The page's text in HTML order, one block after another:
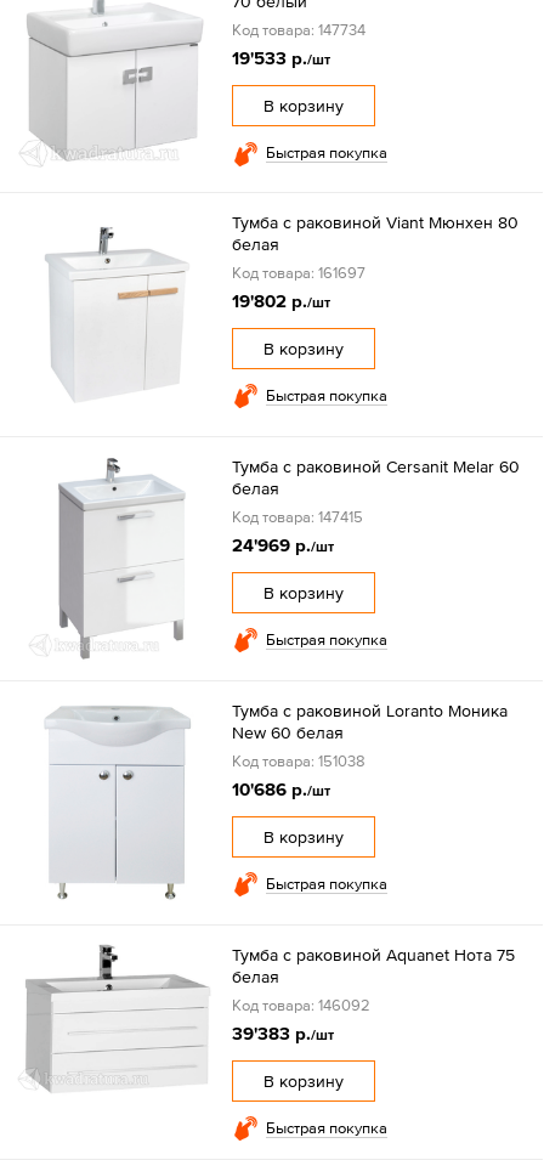
Код товара: 147734
19'533 р./шт
В корзину
Быстрая покупка
Тумба с раковиной Viant Мюнхен 80
белая
Код товара: 161697
19'802 р./шт
В корзину
Быстрая покупка
Тумба с раковиной Cersanit Melar 60
белая
Код товара: 147415
24'969 р./шт
В корзину
Быстрая покупка
Тумба с раковиной Loranto Моника
New 60 белая
Код товара: 151038
10'686 р./шт
В корзину
Быстрая покупка
Тумба с раковиной Aquanet Нота 75
белая
Код товара: 146092
39'383 р./шт
В корзину
Быстрая покупка